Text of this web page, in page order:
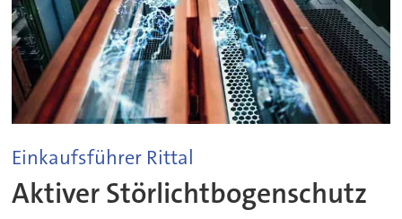
Einkaufsführer Rittal
Aktiver Störlichtbogenschutz